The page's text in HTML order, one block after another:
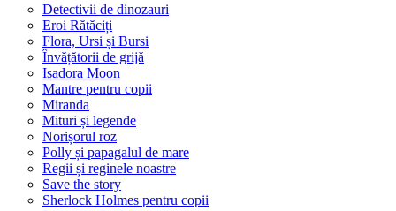
Detectivii de dinozauri
Eroi Rătăciți
Flora, Ursi și Bursi
Învățătorii de grijă
Isadora Moon
Mantre pentru copii
Miranda
Mituri și legende
Norișorul roz
Polly și papagalul de mare
Regii și reginele noastre
Save the story
Sherlock Holmes pentru copii